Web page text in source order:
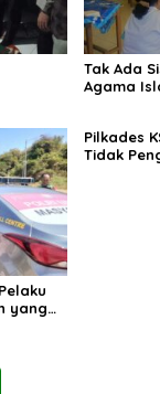
Tak Ada
Agama
yang
Pilkades
Tidak